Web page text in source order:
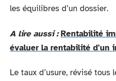
les équilibres d’un dossier.
A lire aussi : Rentabilité
évaluer la rentabilité d'un
Le taux d’usure, révisé